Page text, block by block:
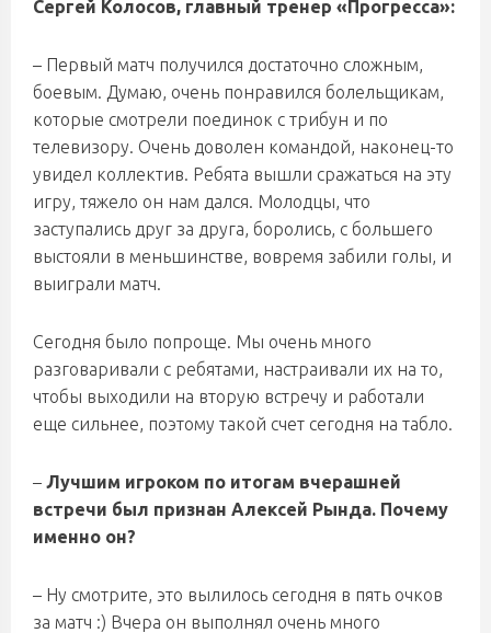
Сергей Колосов, главный тренер «Прогресса»:
– Первый матч получился достаточно сложным,
боевым. Думаю, очень понравился болельщикам,
которые смотрели поединок с трибун и по
телевизору. Очень доволен командой, наконец-то
увидел коллектив. Ребята вышли сражаться на эту
игру, тяжело он нам дался. Молодцы, что
заступались друг за друга, боролись, с большего
выстояли в меньшинстве, вовремя забили голы, и
выиграли матч.
Сегодня было попроще. Мы очень много
разговаривали с ребятами, настраивали их на то,
чтобы выходили на вторую встречу и работали
еще сильнее, поэтому такой счет сегодня на табло.
– Лучшим игроком по итогам вчерашней
встречи был признан Алексей Рында. Почему
именно он?
– Ну смотрите, это вылилось сегодня в пять очков
за матч :) Вчера он выполнял очень много